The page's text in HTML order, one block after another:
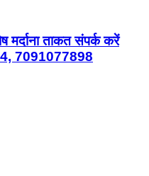
मर्दाना ताकत संपर्क करें
7091077898